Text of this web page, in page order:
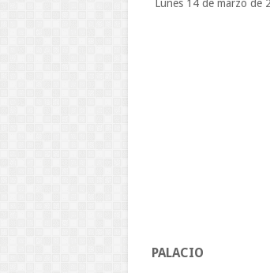
Lunes 14 de marzo de
PALACIO